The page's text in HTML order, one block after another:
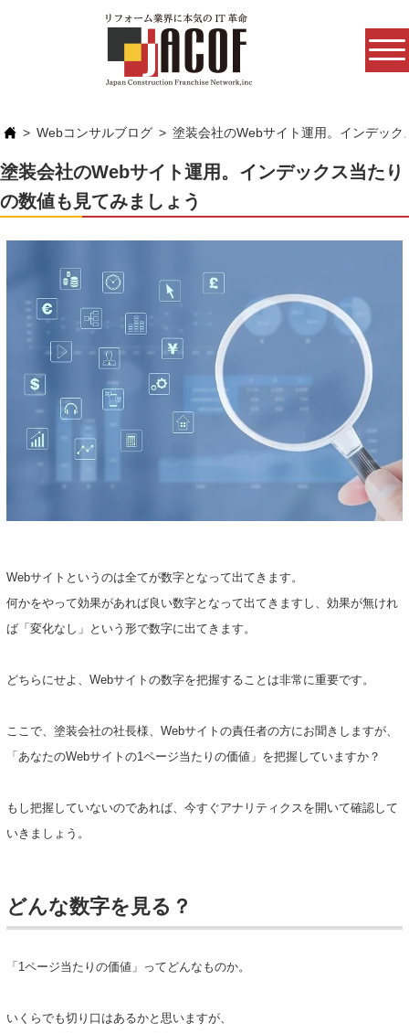
Webコンサルブログ 塗装会社のWebサイト運用。インデッ
塗装会社のWebサイト運用。インデックス当たり
の数値も見てみましょう
Webサイトというのは全てが数字となって出てきます。
何かをやって効果があれば良い数字となって出てきますし、効果が無けれ
ば「変化なし」という形で数字に出てきます。
どちらにせよ、Webサイトの数字を把握することは非常に重要です。
ここで、塗装会社の社長様、Webサイトの責任者の方にお聞きしますが、
「あなたのWebサイトの1ページ当たりの価値」を把握していますか？
もし把握していないのであれば、今すぐアナリティクスを開いて確認して
いきましょう。
どんな数字を見る？
「1ページ当たりの価値」ってどんなものか。
いくらでも切り口はあるかと思いますが、